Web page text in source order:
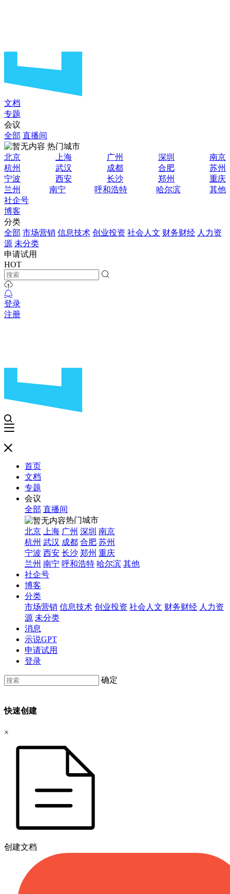
文档
专题
会议
全部 直播间
热门城市
北京
上海 广州 深圳
南京
杭州
武汉 成都 合肥
苏州
宁波
西安 长沙 郑州
重庆
兰州
南宁 呼和浩特 哈尔滨
其他
社企号
博客
分类
全部 市场营销 信息技术 创业投资 社会人文 财务财经 人力资
源 未分类
申请试用
HOT
登录
注册
首页
文档
专题
会议
全部 直播间
热门城市
北京
上海 广州 深圳 南京
杭州 武汉 成都 合肥 苏州
宁波 西安 长沙 郑州 重庆
兰州 南宁 呼和浩特 哈尔滨 其他
社企号
博客
分类
市场营销 信息技术 创业投资 社会人文 财务财经 人力资
源 未分类
消息
示说GPT
申请试用
登录
确定
快速创建
×
创建文档